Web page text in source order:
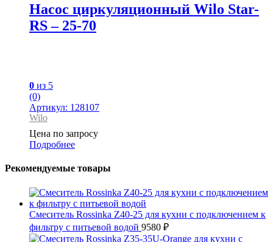
Насос циркуляционный Wilo Star-
RS – 25-70
0 из 5
(0)
Артикул: 128107
Wilo
Цена по запросу
Подробнее
Рекомендуемые товары
Смеситель Rossinka Z40-25 для кухни с подключением к
фильтру с питьевой водой 9580 ₽